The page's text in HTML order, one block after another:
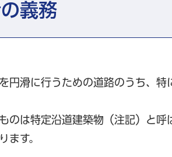
義務
円滑に行うための道路のうち、特
のは特定沿道建築物（注記）と呼
ます。